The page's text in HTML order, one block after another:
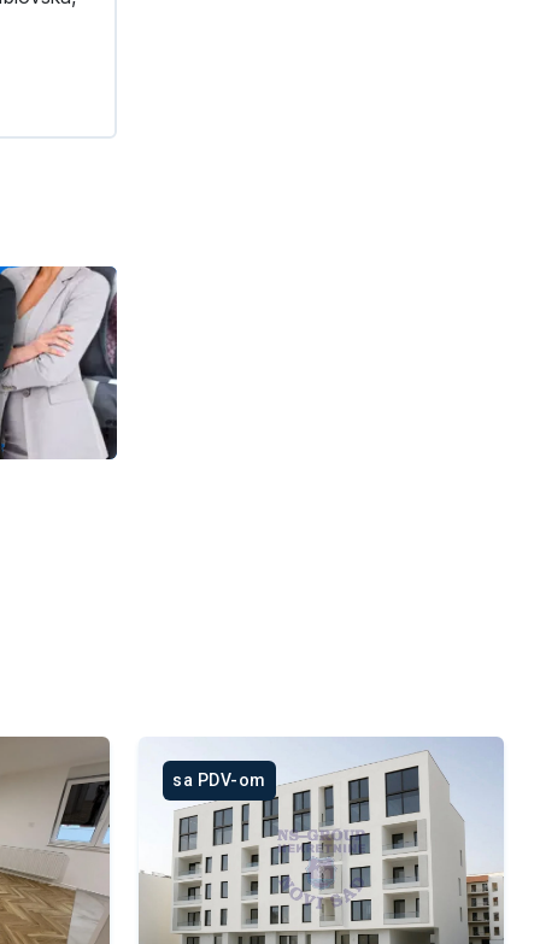
sa PDV-om